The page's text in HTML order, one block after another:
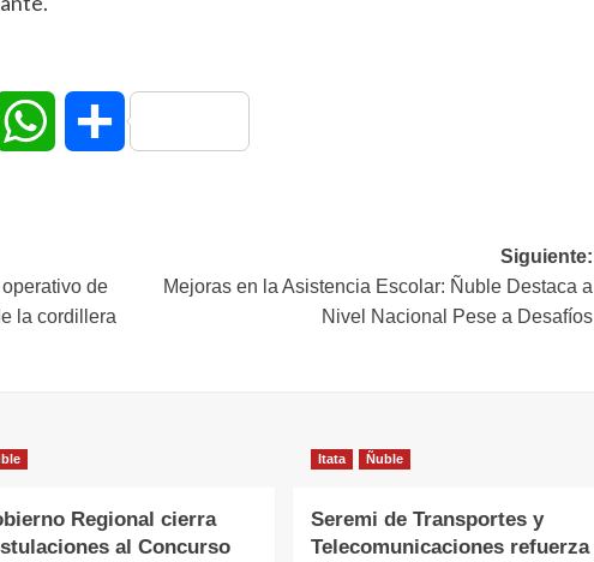
WhatsAppCompartir
de
la cordillera
Siguiente:
Mejoras en la Asistencia Escolar: Ñuble Destaca a
Nivel Nacional Pese a Desafíos
Regional cierra
al Concurso
Itata Ñuble
Seremi de Transportes y
Telecomunicaciones refuerza